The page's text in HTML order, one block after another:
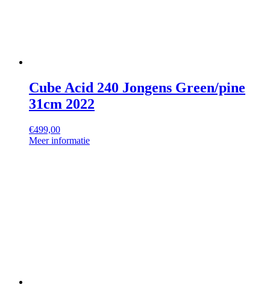
Cube Acid 240 Jongens Green/pine
31cm 2022
€499,00
Meer informatie